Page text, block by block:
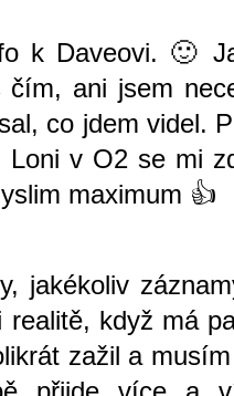
k Daveovi. 🙂
čím, ani jsem
co jdem videl.
Loni v O2 se mi
maximum 👍
jakékoliv
realitě, když má
zažil a